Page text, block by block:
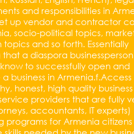
and responsibilities in
up vendor and contractor
socio-political topics,
topics and so forth. Essentially
that a diaspora
to successfully open and
business in Armenia.f.Access
honest, high quality business
providers that are fully
accountants, IT experts)
programs for Armenia